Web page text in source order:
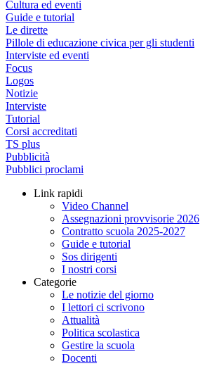
Cultura ed eventi
Guide e tutorial
Le dirette
Pillole di educazione civica per gli studenti
Interviste ed eventi
Focus
Logos
Notizie
Interviste
Tutorial
Corsi accreditati
TS plus
Pubblicità
Pubblici proclami
Link rapidi
Video Channel
Assegnazioni provvisorie 2026
Contratto scuola 2025-2027
Guide e tutorial
Sos dirigenti
I nostri corsi
Categorie
Le notizie del giorno
I lettori ci scrivono
Attualità
Politica scolastica
Gestire la scuola
Docenti